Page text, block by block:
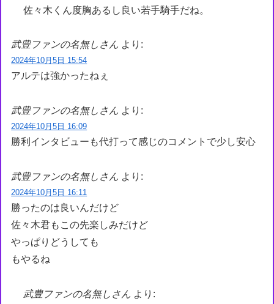
佐々木くん度胸あるし良い若手騎手だね。
武豊ファンの名無しさん より:
2024年10月5日 15:54
アルテは強かったねぇ
武豊ファンの名無しさん より:
2024年10月5日 16:09
勝利インタビューも代打って感じのコメントで少し安心
武豊ファンの名無しさん より:
2024年10月5日 16:11
勝ったのは良いんだけど
佐々木君もこの先楽しみだけど
やっぱりどうしても
もやるね
武豊ファンの名無しさん より: